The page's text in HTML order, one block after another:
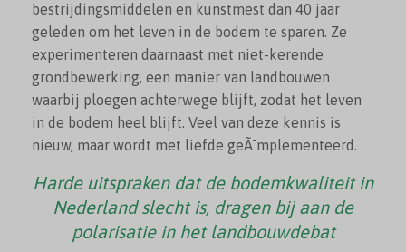
bestrijdingsmiddelen en kunstmest dan 40 jaar
geleden om het leven in de bodem te sparen. Ze
experimenteren daarnaast met niet-kerende
grondbewerking, een manier van landbouwen
waarbij ploegen achterwege blijft, zodat het leven
in de bodem heel blijft. Veel van deze kennis is
nieuw, maar wordt met liefde geÃ¯mplementeerd.
Harde uitspraken dat de bodemkwaliteit in
Nederland slecht is, dragen bij aan de
polarisatie in het landbouwdebat